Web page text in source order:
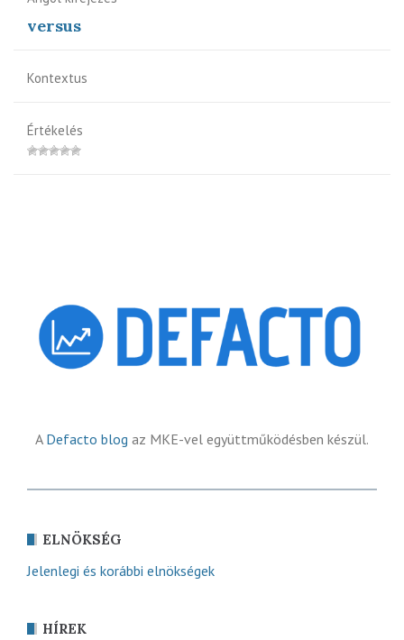
versus
Kontextus
Értékelés
A Defacto blog az MKE-vel együttműködésben készül.
ELNÖKSÉG
Jelenlegi és korábbi elnökségek
HÍREK